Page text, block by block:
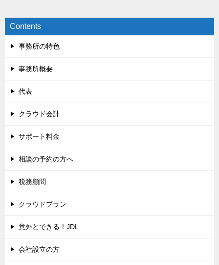
ビ
ゲ
ー
シ
Contents
事務所の特色
事務所概要
代表
クラウド会計
サポート料金
相談の予約の方へ
税務顧問
クラウドプラン
意外とできる！JDL
会社設立の方